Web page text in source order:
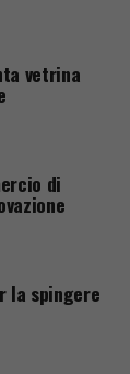
vetrina
di
la spingere